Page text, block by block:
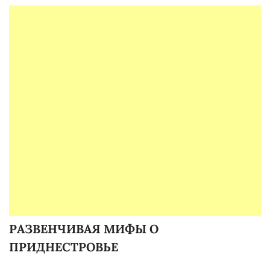
РАЗВЕНЧИВАЯ МИФЫ О
ПРИДНЕСТРОВЬЕ